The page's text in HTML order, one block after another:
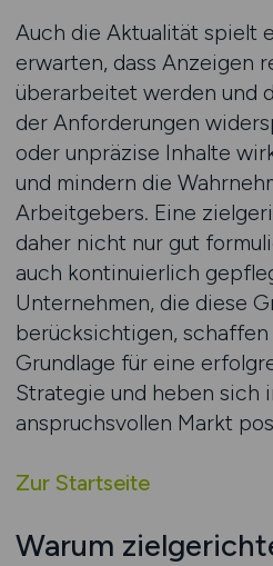
Auch die Aktualität spielt
erwarten, dass Anzeigen
überarbeitet werden und
der Anforderungen
oder unpräzise Inhalte
und mindern die
Arbeitgebers. Eine
daher nicht nur gut
auch kontinuierlich
Unternehmen, die diese
berücksichtigen, schaffen
Grundlage für eine
Strategie und heben sich
anspruchsvollen Markt
Zur Startseite
Warum